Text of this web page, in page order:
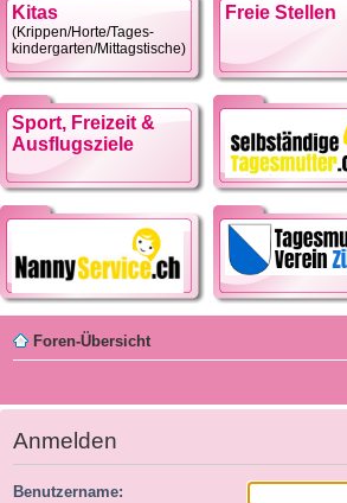
Kitas
(Krippen/Horte/Tages-
kindergarten/Mittagstische)
Freie Stellen
Sport, Freizeit &
Ausflugsziele
Foren-Übersicht
Anmelden
Benutzername: